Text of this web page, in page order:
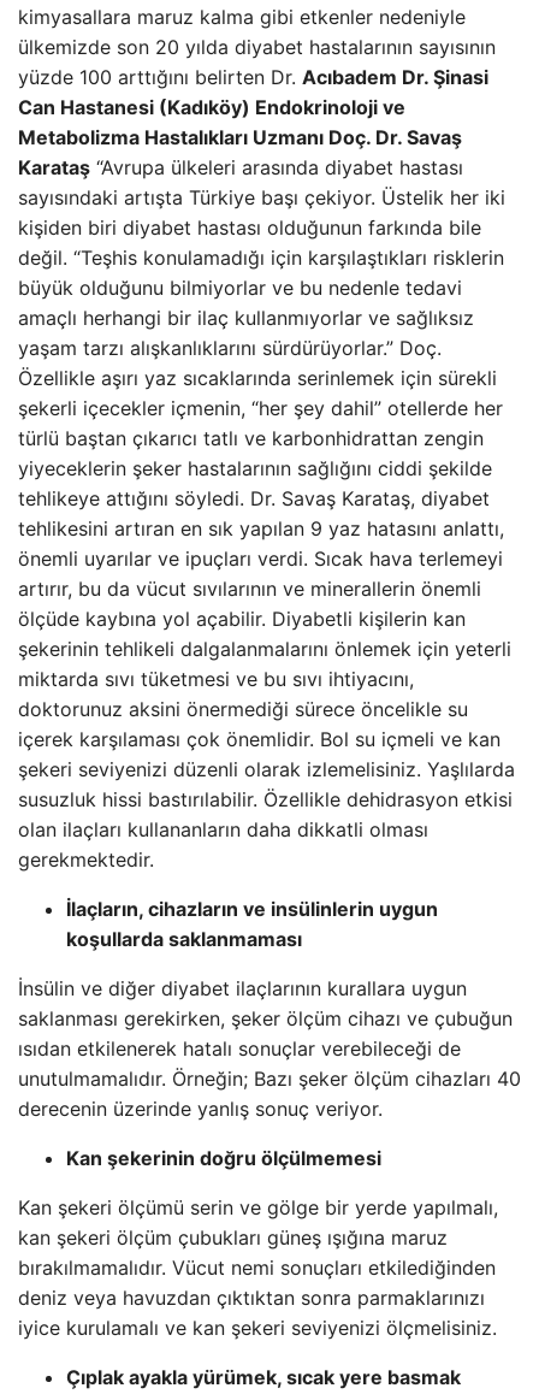
kimyasallara maruz kalma gibi etkenler nedeniyle
ülkemizde son 20 yılda diyabet hastalarının sayısının
yüzde 100 arttığını belirten Dr. Acıbadem Dr. Şinasi
Can Hastanesi (Kadıköy) Endokrinoloji ve
Metabolizma Hastalıkları Uzmanı Doç. Dr. Savaş
Karataş “Avrupa ülkeleri arasında diyabet hastası
sayısındaki artışta Türkiye başı çekiyor. Üstelik her iki
kişiden biri diyabet hastası olduğunun farkında bile
değil. “Teşhis konulamadığı için karşılaştıkları risklerin
büyük olduğunu bilmiyorlar ve bu nedenle tedavi
amaçlı herhangi bir ilaç kullanmıyorlar ve sağlıksız
yaşam tarzı alışkanlıklarını sürdürüyorlar.” Doç.
Özellikle aşırı yaz sıcaklarında serinlemek için sürekli
şekerli içecekler içmenin, “her şey dahil” otellerde her
türlü baştan çıkarıcı tatlı ve karbonhidrattan zengin
yiyeceklerin şeker hastalarının sağlığını ciddi şekilde
tehlikeye attığını söyledi. Dr. Savaş Karataş, diyabet
tehlikesini artıran en sık yapılan 9 yaz hatasını anlattı,
önemli uyarılar ve ipuçları verdi. Sıcak hava terlemeyi
artırır, bu da vücut sıvılarının ve minerallerin önemli
ölçüde kaybına yol açabilir. Diyabetli kişilerin kan
şekerinin tehlikeli dalgalanmalarını önlemek için yeterli
miktarda sıvı tüketmesi ve bu sıvı ihtiyacını,
doktorunuz aksini önermediği sürece öncelikle su
içerek karşılaması çok önemlidir. Bol su içmeli ve kan
şekeri seviyenizi düzenli olarak izlemelisiniz. Yaşlılarda
susuzluk hissi bastırılabilir. Özellikle dehidrasyon etkisi
olan ilaçları kullananların daha dikkatli olması
gerekmektedir.
İlaçların, cihazların ve insülinlerin uygun
koşullarda saklanmaması
İnsülin ve diğer diyabet ilaçlarının kurallara uygun
saklanması gerekirken, şeker ölçüm cihazı ve çubuğun
ısıdan etkilenerek hatalı sonuçlar verebileceği de
unutulmamalıdır. Örneğin; Bazı şeker ölçüm cihazları 40
derecenin üzerinde yanlış sonuç veriyor.
Kan şekerinin doğru ölçülmemesi
Kan şekeri ölçümü serin ve gölge bir yerde yapılmalı,
kan şekeri ölçüm çubukları güneş ışığına maruz
bırakılmamalıdır. Vücut nemi sonuçları etkilediğinden
deniz veya havuzdan çıktıktan sonra parmaklarınızı
iyice kurulamalı ve kan şekeri seviyenizi ölçmelisiniz.
Çıplak ayakla yürümek, sıcak yere basmak